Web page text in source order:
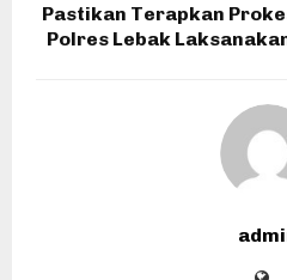
Pastikan Terapkan
Polres Lebak